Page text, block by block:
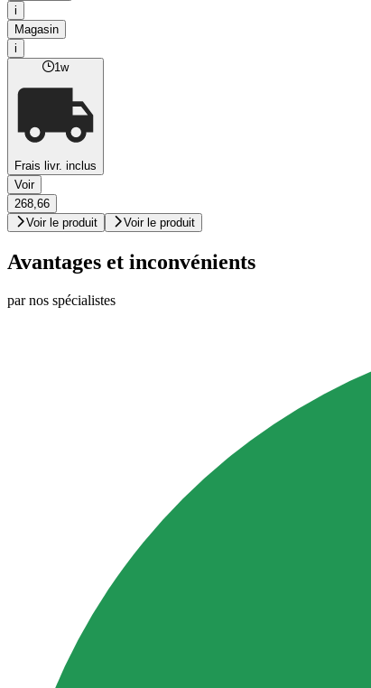
i
Magasin
i
1w
Frais livr. inclus
Voir
268,66
Voir le produit
Voir le produit
Avantages et inconvénients
par nos spécialistes